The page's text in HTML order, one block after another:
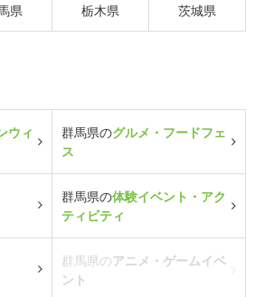
県 栃木県 茨城県
ウィ
群馬県のグルメ・フードフェ
ス
群馬県の体験イベント・アク
ティビティ
群馬県のアニメ・ゲームイベ
ント